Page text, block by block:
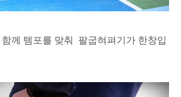
께 템포를 맞춰 팔굽혀펴기가 한창입